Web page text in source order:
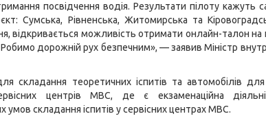
посвідчення водія. Результати пілоту кажуть
Сумська, Рівненська, Житомирська та
відкривається можливість отримати онлайн-талон на
дорожній рух безпечним», — заявив Міністр
складання теоретичних іспитів та автомобілів
центрів МВС, де є екзаменаційна
складання іспитів у сервісних центрах МВС.